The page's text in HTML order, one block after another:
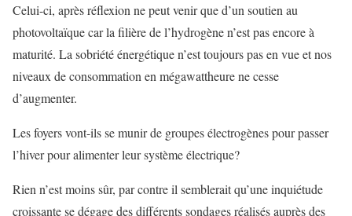
Celui-ci, après réflexion ne peut venir que d’un soutien au
photovoltaïque car la filière de l’hydrogène n’est pas encore à
maturité. La sobriété énergétique n’est toujours pas en vue et nos
niveaux de consommation en mégawattheure ne cesse
d’augmenter.
Les foyers vont-ils se munir de groupes électrogènes pour passer
l’hiver pour alimenter leur système électrique?
Rien n’est moins sûr, par contre il semblerait qu’une inquiétude
croissante se dégage des différents sondages réalisés auprès des